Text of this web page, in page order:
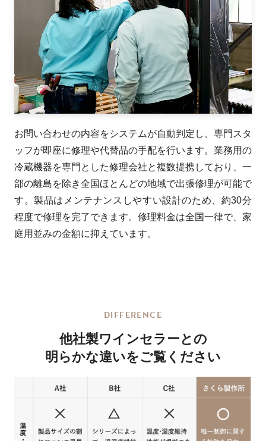
お問い合わせの内容をシステムが自動判定し、専門スタ
ッフが即座に修理や代替品の手配を行います。業務用の
冷蔵機器を専門とした修理会社と複数提携しており、一
部の離島を除き全国ほとんどの地域で出張修理が可能で
す。製品はメンテナンスしやすい設計のため、約30分
程度で修理を完了できます。修理料金は全国一律で、家
庭用並みの金額に抑えています。
DIFFERENCE
他社製ワインセラーとの
明らかな違いをご覧ください